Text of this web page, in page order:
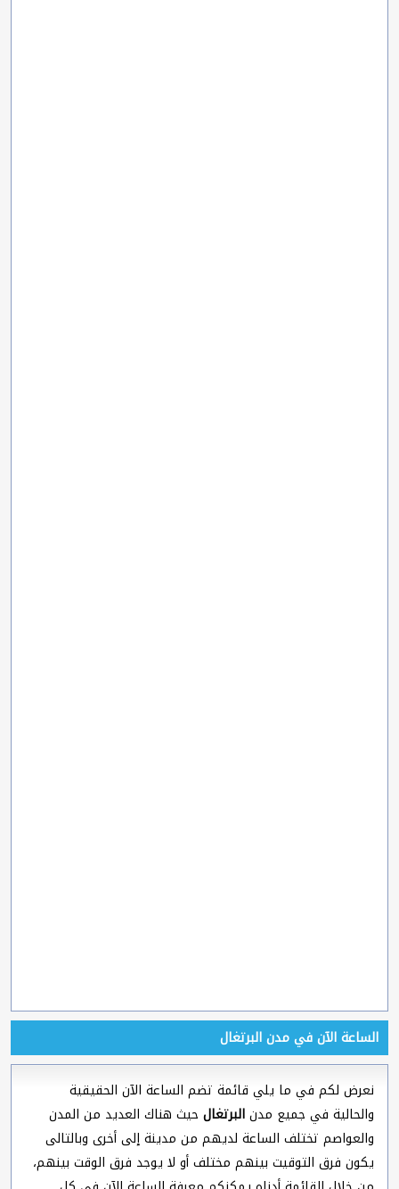
الساعة الآن في مدن البرتغال
نعرض لكم في ما يلي قائمة تضم الساعة الآن الحقيقية
والحالية في جميع مدنالبرتغال حيث هناك العديد من المدن
والعواصم تختلف الساعة لديهم من مدينة إلى أخرى وبالتالى
يكون فرق التوقيت بينهم مختلف أو لا يوجد فرق الوقت بينهم،